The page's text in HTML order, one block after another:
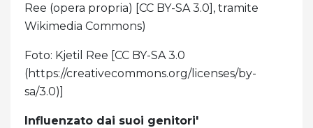
Ree (opera propria) [CC BY-SA 3.0], tramite
Wikimedia Commons)
Foto: Kjetil Ree [CC BY-SA 3.0
(https://creativecommons.org/licenses/by-
sa/3.0)]
Influenzato dai suoi genitori'